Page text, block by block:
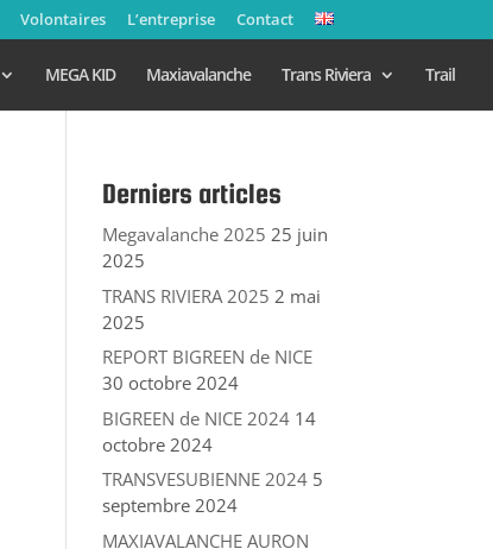
Volontaires L’entreprise Contact
MEGA KID Maxiavalanche Trans Riviera Trail
Derniers articles
Megavalanche 2025 25 juin
2025
TRANS RIVIERA 2025 2 mai
2025
REPORT BIGREEN de NICE
30 octobre 2024
BIGREEN de NICE 2024 14
octobre 2024
TRANSVESUBIENNE 2024 5
septembre 2024
MAXIAVALANCHE AURON